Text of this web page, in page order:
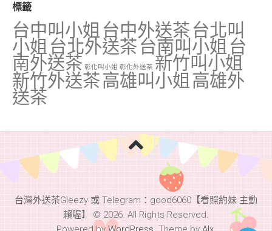
標籤
台中叫小姐 台中外送茶 台北叫
小姐 台北外送茶 台南叫小姐 台
南外送茶 彰化叫小姐 彰化外送茶 新竹叫小姐
新竹外送茶高雄叫小姐 高雄外
送茶
台灣外送茶Gleezy 或 Telegram：good6060【看照約妹 主動
賴喔】 © 2026. All Rights Reserved.